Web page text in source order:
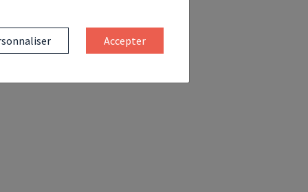
Accepter